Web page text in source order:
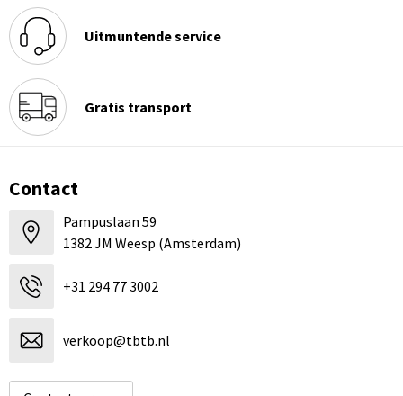
Uitmuntende service
Gratis transport
Contact
Pampuslaan 59
1382 JM Weesp (Amsterdam)
+31 294 77 3002
verkoop@tbtb.nl